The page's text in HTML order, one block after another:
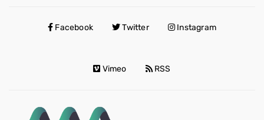
Facebook Twitter Instagram
Vimeo RSS